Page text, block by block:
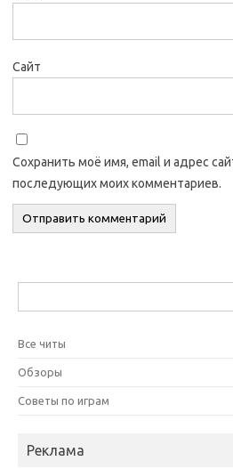
Сайт
Сохранить моё имя, email и адрес
последующих моих комментариев.
Все читы
Обзоры
Советы по играм
Реклама